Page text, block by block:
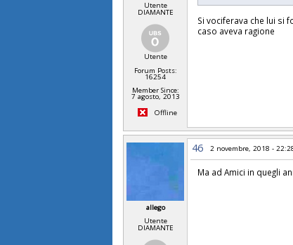
Utente
DIAMANTE
Utente
Forum Posts:
16254
Member Since:
7 agosto, 2013
Offline
Si vociferava che lui si
caso aveva ragione
allego
Utente
DIAMANTE
46 2 novembre, 2018 -
Ma ad Amici in quegli